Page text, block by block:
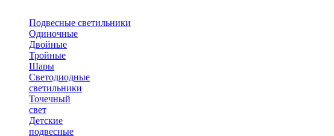
Подвесные светильники
Одиночные
Двойные
Тройные
Шары
Светодиодные
светильники
Точечный
свет
Детские
подвесные